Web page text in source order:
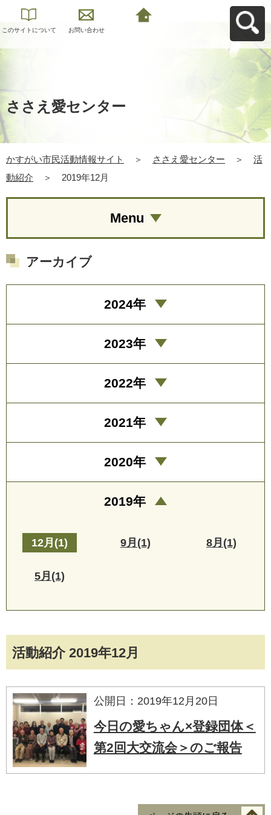
このサイトについて お問い合わせ
ささえ愛センター
かすがい市民活動情報サイト ＞ ささえ愛センター ＞
活
動紹介
＞ 2019年12月
活動紹介 2019年12月
公開日：2019年12月20日
今日の愛ちゃん×登録団体＜
第2回大交流会＞のご報告
Menu
アーカイブ
2024年
2023年
2022年
2021年
2020年
2019年
12月(1) 9月(1) 8月(1)
5月(1)